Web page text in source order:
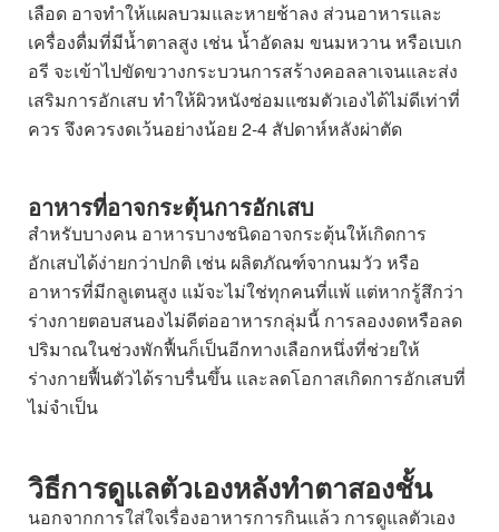
เลือด อาจทำให้แผลบวมและหายช้าลง ส่วนอาหารและ
เครื่องดื่มที่มีน้ำตาลสูง เช่น น้ำอัดลม ขนมหวาน หรือเบเก
อรี จะเข้าไปขัดขวางกระบวนการสร้างคอลลาเจนและส่ง
เสริมการอักเสบ ทำให้ผิวหนังซ่อมแซมตัวเองได้ไม่ดีเท่าที่
ควร จึงควรงดเว้นอย่างน้อย 2-4 สัปดาห์หลังผ่าตัด
อาหารที่อาจกระตุ้นการอักเสบ
สำหรับบางคน อาหารบางชนิดอาจกระตุ้นให้เกิดการ
อักเสบได้ง่ายกว่าปกติ เช่น ผลิตภัณฑ์จากนมวัว หรือ
อาหารที่มีกลูเตนสูง แม้จะไม่ใช่ทุกคนที่แพ้ แต่หากรู้สึกว่า
ร่างกายตอบสนองไม่ดีต่ออาหารกลุ่มนี้ การลองงดหรือลด
ปริมาณในช่วงพักฟื้นก็เป็นอีกทางเลือกหนึ่งที่ช่วยให้
ร่างกายฟื้นตัวได้ราบรื่นขึ้น และลดโอกาสเกิดการอักเสบที่
ไม่จำเป็น
วิธีการดูแลตัวเองหลังทำตาสองชั้น
นอกจากการใส่ใจเรื่องอาหารการกินแล้ว การดูแลตัวเอง